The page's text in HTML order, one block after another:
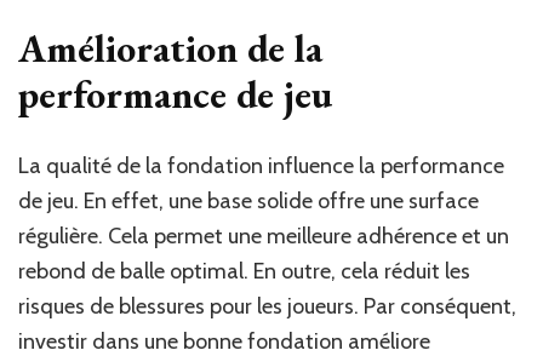
Amélioration de la
performance de jeu
La qualité de la fondation influence la performance
de jeu. En effet, une base solide offre une surface
régulière. Cela permet une meilleure adhérence et un
rebond de balle optimal. En outre, cela réduit les
risques de blessures pour les joueurs. Par conséquent,
investir dans une bonne fondation améliore